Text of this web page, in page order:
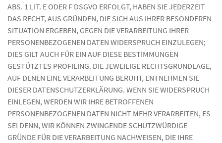
ABS. 1 LIT. E ODER F DSGVO ERFOLGT, HABEN SIE JEDERZEIT
DAS RECHT, AUS GRÜNDEN, DIE SICH AUS IHRER BESONDEREN
SITUATION ERGEBEN, GEGEN DIE VERARBEITUNG IHRER
PERSONENBEZOGENEN DATEN WIDERSPRUCH EINZULEGEN;
DIES GILT AUCH FÜR EIN AUF DIESE BESTIMMUNGEN
GESTÜTZTES PROFILING. DIE JEWEILIGE RECHTSGRUNDLAGE,
AUF DENEN EINE VERARBEITUNG BERUHT, ENTNEHMEN SIE
DIESER DATENSCHUTZERKLÄRUNG. WENN SIE WIDERSPRUCH
EINLEGEN, WERDEN WIR IHRE BETROFFENEN
PERSONENBEZOGENEN DATEN NICHT MEHR VERARBEITEN, ES
SEI DENN, WIR KÖNNEN ZWINGENDE SCHUTZWÜRDIGE
GRÜNDE FÜR DIE VERARBEITUNG NACHWEISEN, DIE IHRE